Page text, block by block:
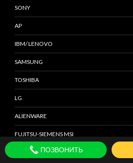
SONY
AP
IBM/ LENOVO
SAMSUNG
TOSHIBA
LG
ALIENWARE
FUJITSU-SIEMENS MSI
XIAOMI ПОЗВОНИТЬ